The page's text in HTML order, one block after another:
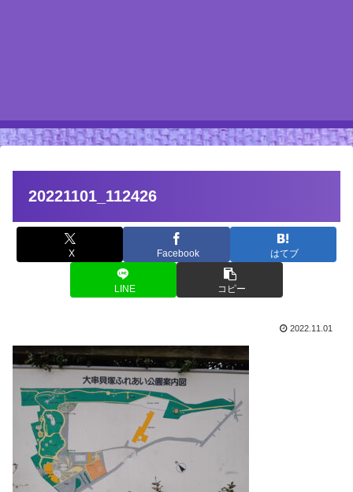
20221101_112426
X Facebook はてブ
LINE コピー
2022.11.01